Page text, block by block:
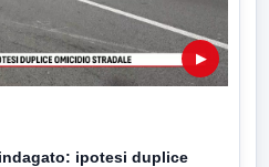
▶
ipotesi duplice